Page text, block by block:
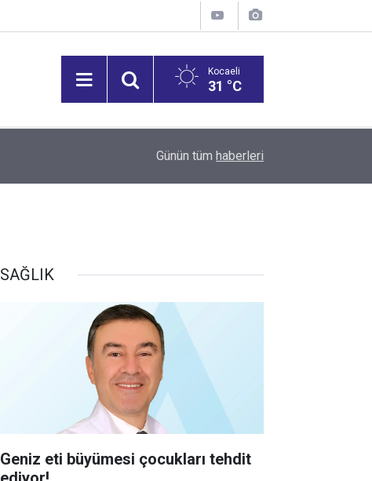
Kocaeli
31 °C
Hayatını kaybeden dalgıç için 12 takım sahaya
Günün tüm haberleri
SAĞLIK
Geniz eti büyümesi çocukları tehdit